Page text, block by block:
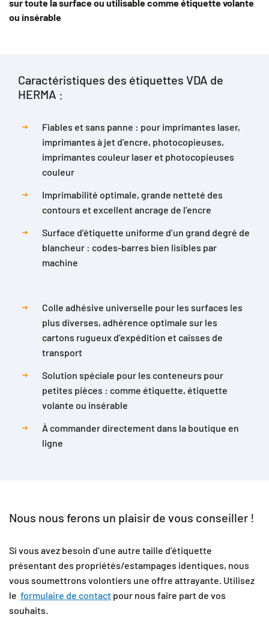
sur toute la surface ou utilisable comme étiquette volante
ou insérable
Caractéristiques des étiquettes VDA de
HERMA :
Fiables et sans panne : pour imprimantes laser,
imprimantes à jet d’encre, photocopieuses,
imprimantes couleur laser et photocopieuses
couleur
Imprimabilité optimale, grande netteté des
contours et excellent ancrage de l’encre
Surface d’étiquette uniforme d’un grand degré de
blancheur : codes-barres bien lisibles par
machine
Colle adhésive universelle pour les surfaces les
plus diverses, adhérence optimale sur les
cartons rugueux d’expédition et caisses de
transport
Solution spéciale pour les conteneurs pour
petites pièces : comme étiquette, étiquette
volante ou insérable
À commander directement dans la boutique en
ligne
Nous nous ferons un plaisir de vous conseiller !
Si vous avez besoin d’une autre taille d’étiquette
présentant des propriétés/estampages identiques, nous
vous soumettrons volontiers une offre attrayante. Utilisez
le formulaire de contact pour nous faire part de vos
souhaits.